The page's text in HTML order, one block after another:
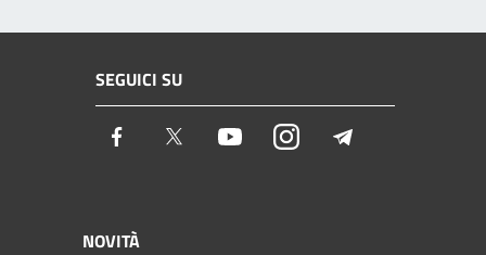
SEGUICI SU
Facebook Twitter YoutubeInstagram
NOVITÀ